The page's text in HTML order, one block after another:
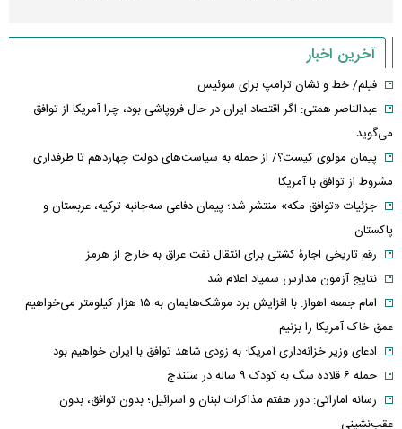
آخرین اخبار
فیلم/ خط و نشان ترامپ برای سوئیس
عبدالناصر همتی: اگر اقتصاد ایران در حال فروپاشی بود، چرا آمریکا از توافق
می‌گوید
پیمان مولوی کیست؟/ از حمله به سیاست‌های دولت چهاردهم تا طرفداری
مشروط از توافق با آمریکا
جزئیات «توافق مکه» منتشر شد؛ پیمان دفاعی سه‌جانبه ترکیه، عربستان و
پاکستان
رقم تاریخی اجارۀ کشتی برای انتقال نفت عراق به خارج از هرمز
نتایج آزمون مدارس سمپاد اعلام شد
امام‌ جمعه اهواز: با افزایش برد موشک‌هایمان به ۱۵ هزار کیلومتر می‌خواهیم
عمق خاک آمریکا را بزنیم
ادعای وزیر خزانه‌داری آمریکا: به زودی شاهد توافق با ایران خواهیم بود
حمله ۶ قلاده سگ به کودک ۹ ساله در سنندج
رسانه اماراتی: دور هفتم مذاکرات لبنان و اسرائیل؛ بدون توافق، بدون
عقب‌نشینی